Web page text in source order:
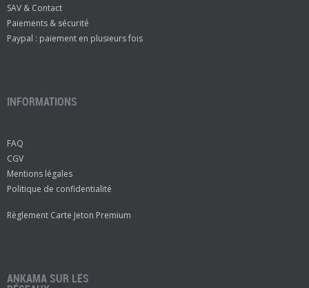
SAV & Contact
Paiements & sécurité
Paypal : paiement en plusieurs fois
INFORMATIONS
FAQ
CGV
Mentions légales
Politique de confidentialité
Règlement Carte Jeton Premium
ANKAMA SUR LES